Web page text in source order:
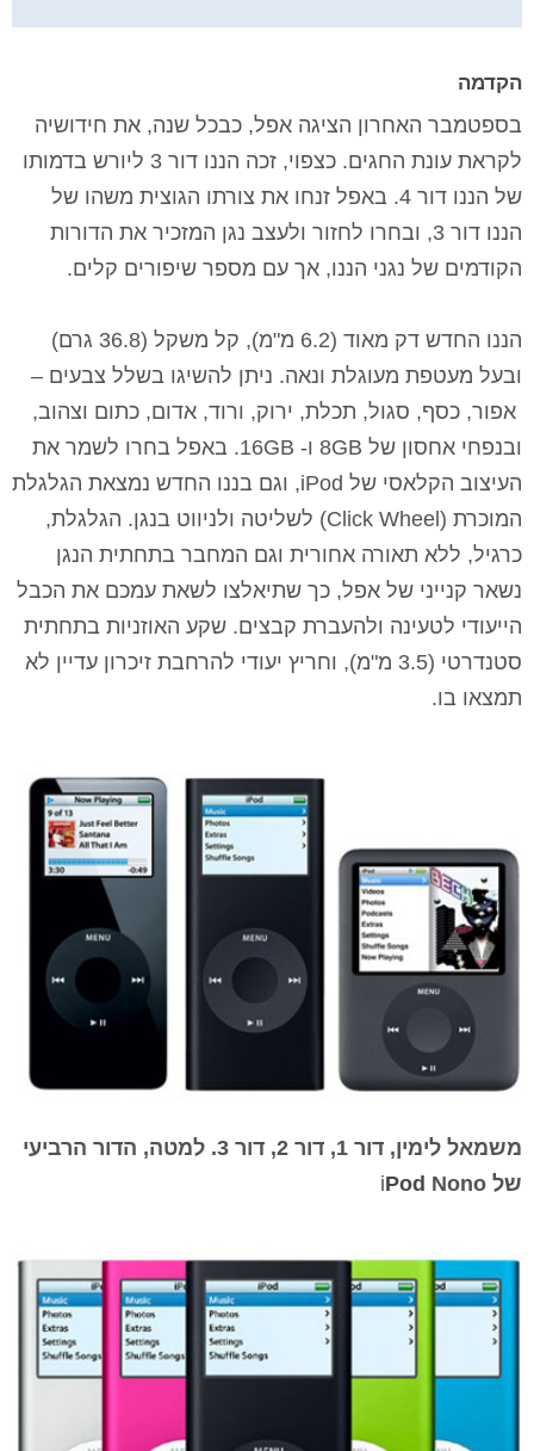
הקדמה
בספטמבר האחרון הציגה אפל, כבכל שנה, את חידושיה
לקראת עונת החגים. כצפוי, זכה הננו דור 3 ליורש בדמותו
של הננו דור 4. באפל זנחו את צורתו הגוצית משהו של
הננו דור 3, ובחרו לחזור ולעצב נגן המזכיר את הדורות
הקודמים של נגני הננו, אך עם מספר שיפורים קלים.
הננו החדש דק מאוד (6.2 מ"מ ), קל משקל (36.8 גרם
)
ובעל מעטפת מעוגלת ונאה. ניתן להשיגו בשלל צבעים –
אפור, כסף, סגול, תכלת, ירוק, ורוד, אדום, כתום וצהוב,
ובנפחי אחסון של 8GB ו- GB
16. באפל בחרו לשמר את
העיצוב הקלאסי של iPod, וגם בננו החדש נמצאת הגלגלת
המוכרת ( Click Wheel) לשליטה ולניווט בנגן. הגלגלת,
כרגיל, ללא תאורה אחורית וגם המחבר בתחתית הנגן
נשאר קנייני של אפל, כך שתיאלצו לשאת עמכם את הכבל
הייעודי לטעינה ולהעברת קבצים. שקע האוזניות בתחתית
סטנדרטי (3.5 מ"מ
), וחריץ יעודי להרחבת זיכרון עדיין לא
תמצאו בו.
משמאל לימין, דור 1, דור 2, דור 3. למטה, הדור הרביעי
של Nono
iPod